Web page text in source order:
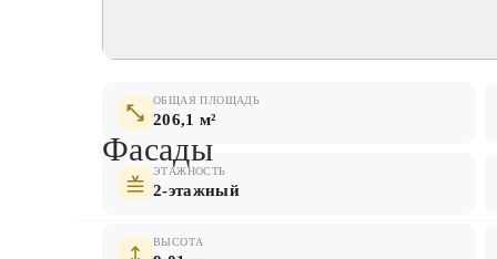
ОБЩАЯ ПЛОЩАДЬ
206,1 м²
ЭТАЖНОСТЬ
2-этажный
ВЫСОТА
Фасады